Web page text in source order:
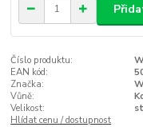
Číslo produktu:
EAN kód:
Značka:
Vůně:
Velikost:
Hlídat cenu / dostupnost